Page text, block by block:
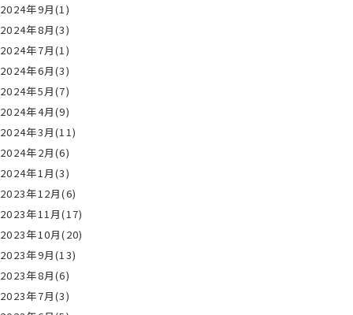
2024年9月(1)
2024年8月(3)
2024年7月(1)
2024年6月(3)
2024年5月(7)
2024年4月(9)
2024年3月(11)
2024年2月(6)
2024年1月(3)
2023年12月(6)
2023年11月(17)
2023年10月(20)
2023年9月(13)
2023年8月(6)
2023年7月(3)